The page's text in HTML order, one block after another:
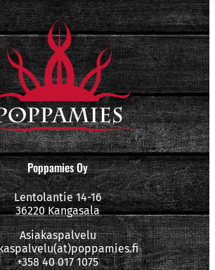
Poppamies Oy
Lentolantie 14-16
36220 Kangasala
Asiakaspalvelu
+358 40 017 1075